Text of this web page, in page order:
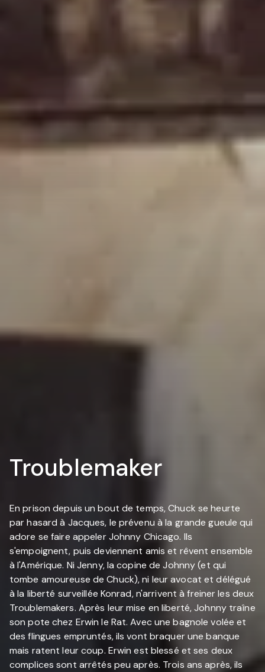
Troublemaker
En prison depuis un bout de temps, Chuck se heurte
par hasard à Jacques, le prévenu à la grande gueule qui
adore se faire appeler Johnny Chicago. Ils
s'empoignent, puis deviennent amis et rêvent ensemble
à l'Amérique. Ni Jenny, la copine de Johnny (et qui
tombe amoureuse de Chuck), ni leur avocat et délégué
à la liberté surveillée Konrad, n'arrivent à freiner les deux
Troublemakers. Après leur mise en liberté, Johnny traîne
son pote chez Erwin le Rat. Avec une bagnole volée et
des flingues empruntés, ils vont braquer une banque
mais ratent leur coup. Erwin est blessé et ses deux
complices sont arrêtés peu après. Trois ans après, ils